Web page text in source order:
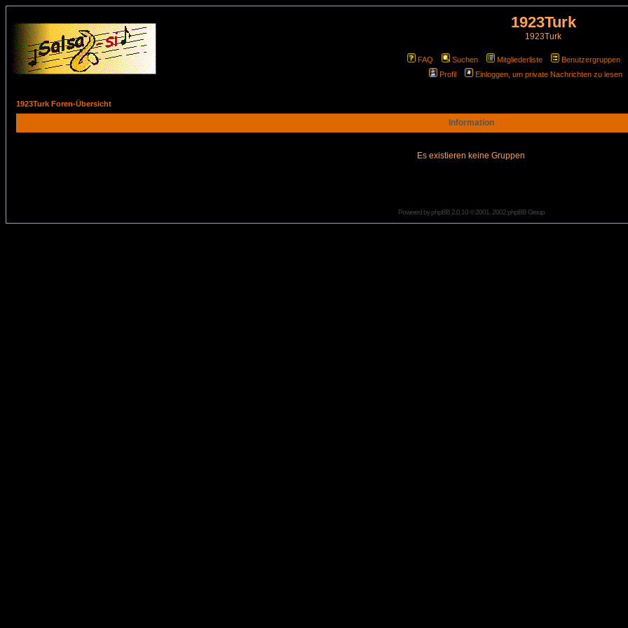
1923Turk
1923Turk
FAQ Suchen Mitgliederliste Benutzergruppen
Profil
Einloggen, um private Nachrichten zu lesen
1923Turk Foren-Übersicht
Information
Es existieren keine Gruppen
Powered byphpBB2.0.10 © 2001, 2002 phpBB Group